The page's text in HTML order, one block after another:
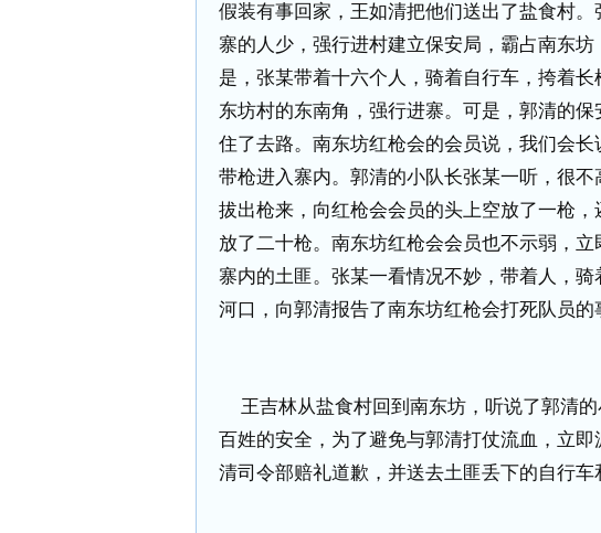
假装有事回家，王如清把他们送出了盐食村
寨的人少，强行进村建立保安局，霸占南东
是，张某带着十六个人，骑着自行车，挎着
东坊村的东南角，强行进寨。可是，郭清的
住了去路。南东坊红枪会的会员说，我们会
带枪进入寨内。郭清的小队长张某一听，很
拔出枪来，向红枪会会员的头上空放了一枪
放了二十枪。南东坊红枪会会员也不示弱，
寨内的土匪。张某一看情况不妙，带着人，
河口，向郭清报告了南东坊红枪会打死队员的
王吉林从盐食村回到南东坊，听说了郭清
百姓的安全，为了避免与郭清打仗流血，立
清司令部赔礼道歉，并送去土匪丢下的自行车